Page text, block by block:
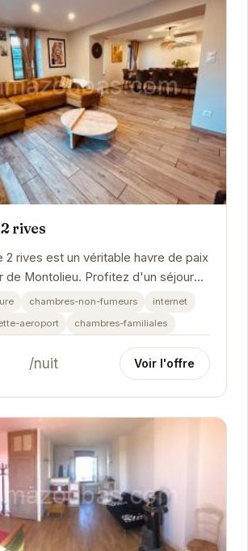
rives
2 rives est un véritable havre de paix
de Montolieu. Profitez d'un séjour
un cadre idyllique, entre...
chambres-non-fumeurs
internet
aeroport chambres-familiales
/nuit Voir l'offre